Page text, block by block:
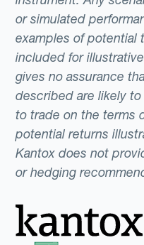
or simulated
examples of potential
included for
gives no assurance
described are likely
to trade on the terms
potential returns
Kantox does not
or hedging